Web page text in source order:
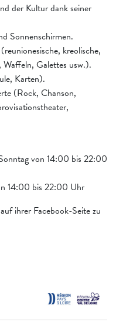
der Kultur dank seiner
Sonnenschirmen.
kreolische,
Waffeln, Galettes usw.).
Karten).
(Rock, Chanson,
von 14:00 bis 22:00
14:00 bis 22:00 Uhr
ihrer Facebook-Seite zu